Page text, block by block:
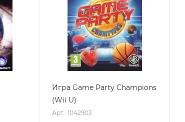
Игра Game Party Champions
(Wii U)
Арт.: 1042903